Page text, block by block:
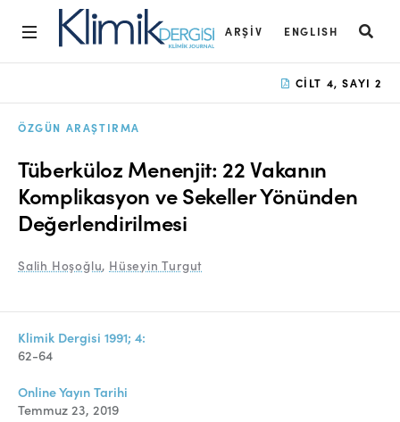
ARŞIV ENGLISH
Arşiv
Açık Erişim İlkesi
Yayın Kurulu
Etik İlkeler
Danışmanlık Süreci
Yazarlara Bilgi
Online Makale Gönderimi
CILT 4, SAYI 2
ÖZGÜN ARAŞTIRMA
Tüberküloz Menenjit: 22 Vakanın
Komplikasyon ve Sekeller Yönünden
Değerlendirilmesi
Salih Hoşoğlu, Hüseyin Turgut
Klimik Dergisi 1991; 4:
62-64
Online Yayın Tarihi
Temmuz 23, 2019